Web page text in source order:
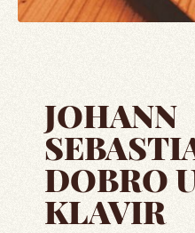
JOHANN
DOBRO
KLAVIR